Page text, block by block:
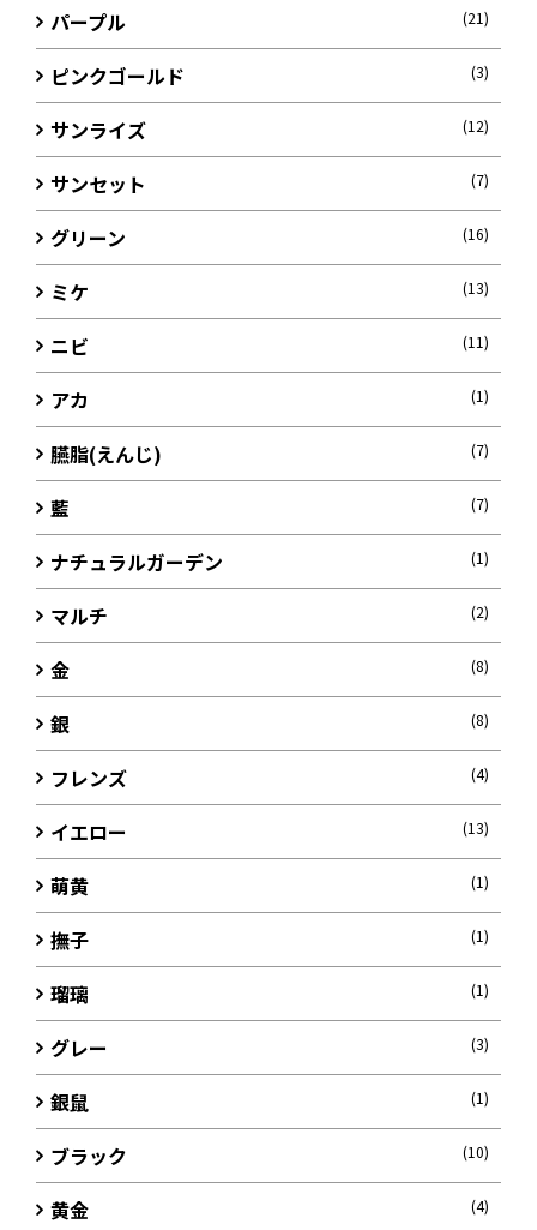
パープル (21)
ピンクゴールド (3)
サンライズ (12)
サンセット (7)
グリーン (16)
ミケ (13)
ニビ (11)
アカ (1)
臙脂(えんじ) (7)
藍 (7)
ナチュラルガーデン (1)
マルチ (2)
金 (8)
銀 (8)
フレンズ (4)
イエロー (13)
萌黄 (1)
撫子 (1)
瑠璃 (1)
グレー (3)
銀鼠 (1)
ブラック (10)
黄金 (4)